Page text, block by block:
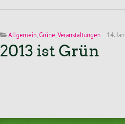
Allgemein Grüne Veranstaltungen 14.
2013 ist Grün